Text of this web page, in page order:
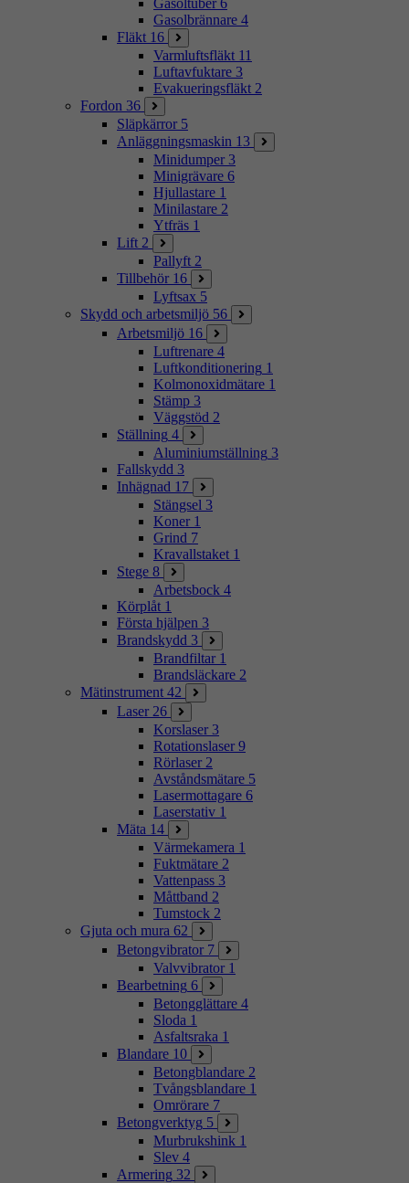
Gasoltuber 6
Gasolbrännare 4
Fläkt 16
Varmluftsfläkt 11
Luftavfuktare 3
Evakueringsfläkt 2
Fordon 36
Släpkärror 5
Anläggningsmaskin 13
Minidumper 3
Minigrävare 6
Hjullastare 1
Minilastare 2
Ytfräs 1
Lift 2
Pallyft 2
Tillbehör 16
Lyftsax 5
Skydd och arbetsmiljö 56
Arbetsmiljö 16
Luftrenare 4
Luftkonditionering 1
Kolmonoxidmätare 1
Stämp 3
Väggstöd 2
Ställning 4
Aluminiumställning 3
Fallskydd 3
Inhägnad 17
Stängsel 3
Koner 1
Grind 7
Kravallstaket 1
Stege 8
Arbetsbock 4
Körplåt 1
Första hjälpen 3
Brandskydd 3
Brandfiltar 1
Brandsläckare 2
Mätinstrument 42
Laser 26
Korslaser 3
Rotationslaser 9
Rörlaser 2
Avståndsmätare 5
Lasermottagare 6
Laserstativ 1
Mäta 14
Värmekamera 1
Fuktmätare 2
Vattenpass 3
Måttband 2
Tumstock 2
Gjuta och mura 62
Betongvibrator 7
Valvvibrator 1
Bearbetning 6
Betongglättare 4
Sloda 1
Asfaltsraka 1
Blandare 10
Betongblandare 2
Tvångsblandare 1
Omrörare 7
Betongverktyg 5
Murbrukshink 1
Slev 4
Armering 32